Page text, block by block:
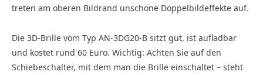
treten am oberen Bildrand unschöne Doppel­bildeffekte auf.
Die 3D-Brille vom Typ AN-3DG20-B sitzt gut, ist aufladbar
und kostet rund 60 Euro. Wichtig: Achten Sie auf den
Schiebeschalter, mit dem man die Brille einschaltet – steht